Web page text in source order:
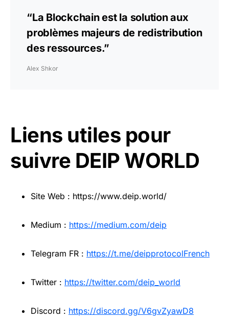
“La Blockchain est la solution aux
problèmes majeurs de redistribution
des ressources.”
Alex Shkor
Liens utiles pour
suivre DEIP WORLD
Site Web : https://www.deip.world/
Medium : https://medium.com/deip
Telegram FR : https://t.me/deipprotocolFrench
Twitter : https://twitter.com/deip_world
Discord : https://discord.gg/V6gvZyawD8